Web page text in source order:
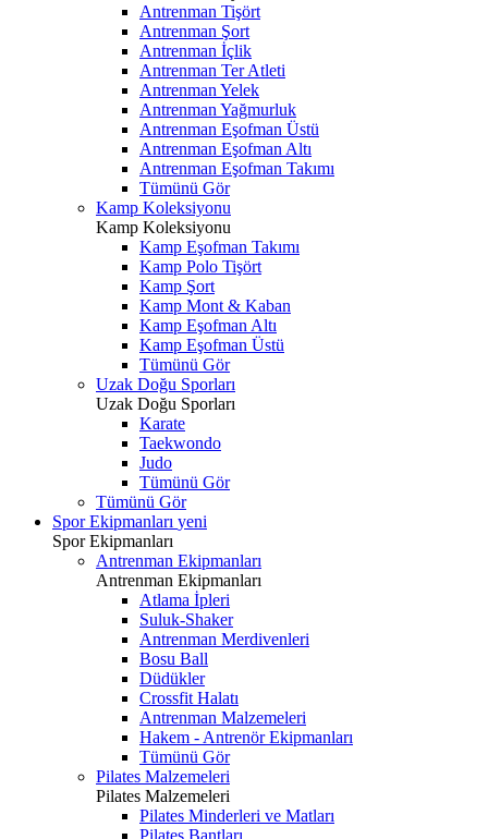
Antrenman Tişört
Antrenman Şort
Antrenman İçlik
Antrenman Ter Atleti
Antrenman Yelek
Antrenman Yağmurluk
Antrenman Eşofman Üstü
Antrenman Eşofman Altı
Antrenman Eşofman Takımı
Tümünü Gör
Kamp Koleksiyonu
Kamp Koleksiyonu
Kamp Eşofman Takımı
Kamp Polo Tişört
Kamp Şort
Kamp Mont & Kaban
Kamp Eşofman Altı
Kamp Eşofman Üstü
Tümünü Gör
Uzak Doğu Sporları
Uzak Doğu Sporları
Karate
Taekwondo
Judo
Tümünü Gör
Tümünü Gör
Spor Ekipmanları yeni
Spor Ekipmanları
Antrenman Ekipmanları
Antrenman Ekipmanları
Atlama İpleri
Suluk-Shaker
Antrenman Merdivenleri
Bosu Ball
Düdükler
Crossfit Halatı
Antrenman Malzemeleri
Hakem - Antrenör Ekipmanları
Tümünü Gör
Pilates Malzemeleri
Pilates Malzemeleri
Pilates Minderleri ve Matları
Pilates Bantları